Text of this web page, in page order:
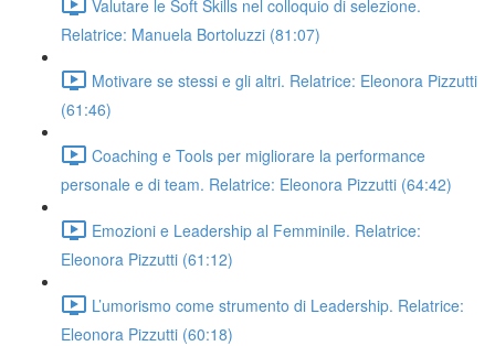
Valutare le Soft Skills nel colloquio di selezione.
Relatrice: Manuela Bortoluzzi (81:07)
Motivare se stessi e gli altri. Relatrice: Eleonora Pizzutti
(61:46)
Coaching e Tools per migliorare la performance
personale e di team. Relatrice: Eleonora Pizzutti (64:42)
Emozioni e Leadership al Femminile. Relatrice:
Eleonora Pizzutti (61:12)
L’umorismo come strumento di Leadership. Relatrice:
Eleonora Pizzutti (60:18)